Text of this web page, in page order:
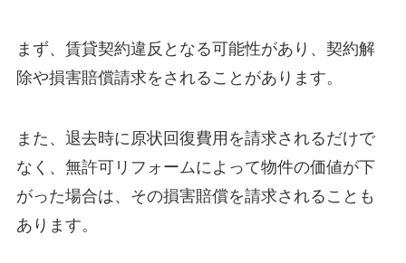
まず、賃貸契約違反となる可能性があり、契約解
除や損害賠償請求をされることがあります。
また、退去時に原状回復費用を請求されるだけで
なく、無許可リフォームによって物件の価値が下
がった場合は、その損害賠償を請求されることも
あります。